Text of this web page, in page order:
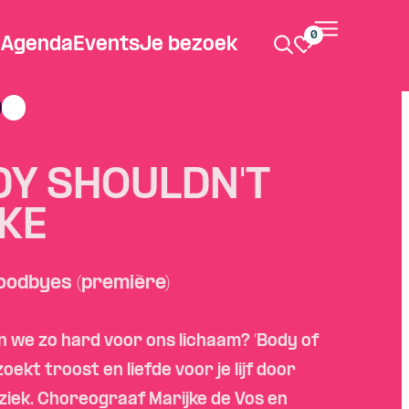
AgendaEventsJe bezoek 0
SHOULDN'T
(première)
we zo hard voor ons lichaam? ‘Body of
zoekt troost en liefde voor je lijf door
Choreograaf Marijke de Vos en